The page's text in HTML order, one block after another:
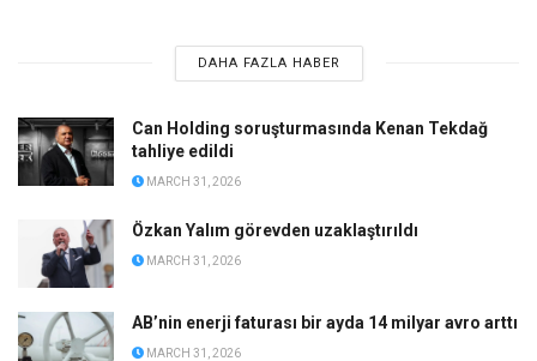
DAHA FAZLA HABER
Can Holding soruşturmasında Kenan Tekdağ
tahliye edildi
MARCH 31, 2026
Özkan Yalım görevden uzaklaştırıldı
MARCH 31, 2026
AB’nin enerji faturası bir ayda 14 milyar avro arttı
MARCH 31, 2026